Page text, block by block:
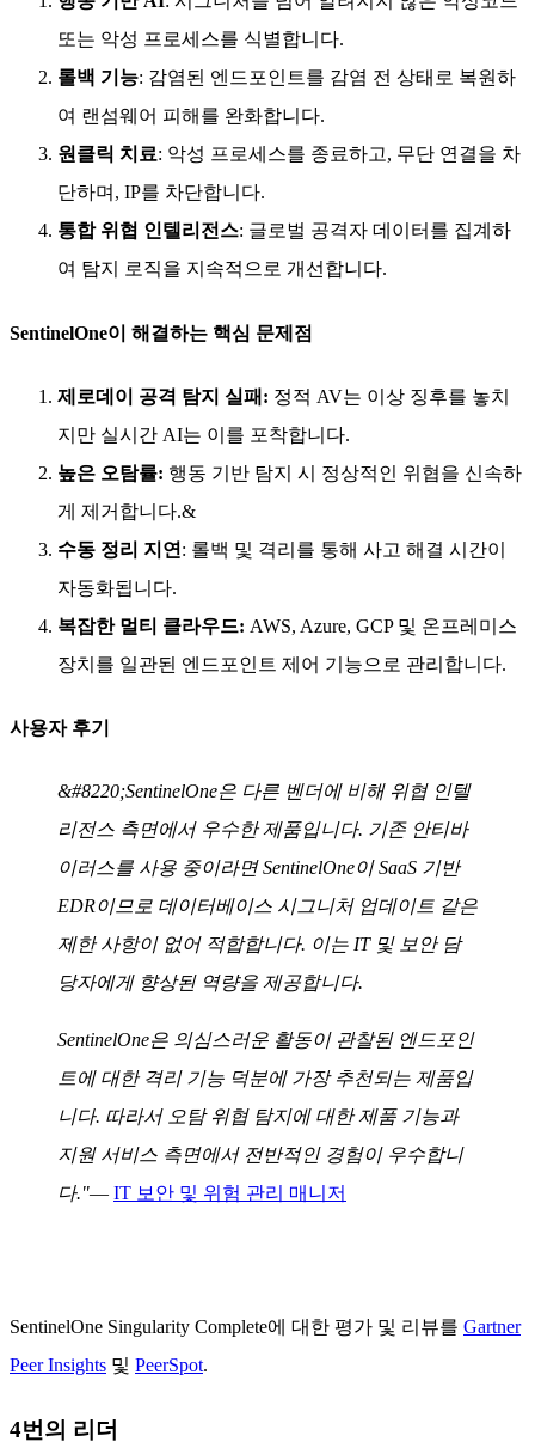
또는 악성 프로세스를 식별합니다.
롤백 기능: 감염된 엔드포인트를 감염 전 상태로 복원하
여 랜섬웨어 피해를 완화합니다.
원클릭 치료: 악성 프로세스를 종료하고, 무단 연결을 차
단하며, IP를 차단합니다.
통합 위협 인텔리전스: 글로벌 공격자 데이터를 집계하
여 탐지 로직을 지속적으로 개선합니다.
SentinelOne이 해결하는 핵심 문제점
제로데이 공격 탐지 실패: 정적 AV는 이상 징후를 놓치
지만 실시간 AI는 이를 포착합니다.
높은 오탐률: 행동 기반 탐지 시 정상적인 위협을 신속하
게 제거합니다.&
수동 정리 지연 : 롤백 및 격리를 통해 사고 해결 시간이
자동화됩니다.
복잡한 멀티 클라우드: AWS, Azure, GCP 및 온프레미스
장치를 일관된 엔드포인트 제어 기능으로 관리합니다.
사용자 후기
&#8220;SentinelOne은 다른 벤더에 비해 위협 인텔
리전스 측면에서 우수한 제품입니다. 기존 안티바
이러스를 사용 중이라면 SentinelOne이 SaaS 기반
EDR이므로 데이터베이스 시그니처 업데이트 같은
제한 사항이 없어 적합합니다. 이는 IT 및 보안 담
당자에게 향상된 역량을 제공합니다.
SentinelOne은 의심스러운 활동이 관찰된 엔드포인
트에 대한 격리 기능 덕분에 가장 추천되는 제품입
니다. 따라서 오탐 위협 탐지에 대한 제품 기능과
지원 서비스 측면에서 전반적인 경험이 우수합니
다."— IT 보안 및 위험 관리 매니저
SentinelOne Singularity Complete에 대한 평가 및 리뷰를 Gartner
Peer Insights 및 PeerSpot.
4번의 리더